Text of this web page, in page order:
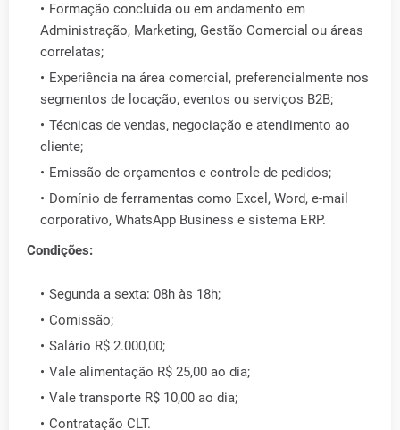
Formação concluída ou em andamento em
Administração, Marketing, Gestão Comercial ou áreas
correlatas;
Experiência na área comercial, preferencialmente nos
segmentos de locação, eventos ou serviços B2B;
Técnicas de vendas, negociação e atendimento ao
cliente;
Emissão de orçamentos e controle de pedidos;
Domínio de ferramentas como Excel, Word, e-mail
corporativo, WhatsApp Business e sistema ERP.
Condições:
Segunda a sexta: 08h às 18h;
Comissão;
Salário R$ 2.000,00;
Vale alimentação R$ 25,00 ao dia;
Vale transporte R$ 10,00 ao dia;
Contratação CLT.